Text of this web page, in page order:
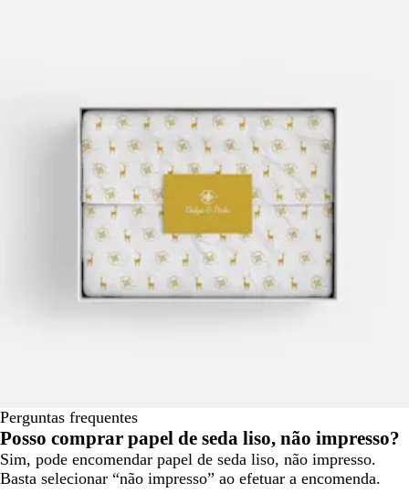
Perguntas frequentes
Posso comprar papel de seda liso, não impresso?
Sim, pode encomendar papel de seda liso, não impresso.
Basta selecionar “não impresso” ao efetuar a encomenda.